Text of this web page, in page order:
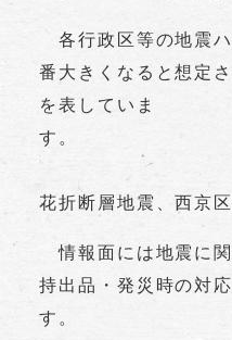
各行政区等の地震
番大きくなると想定
を表していま
※（例）左
花折断層地震、西京
情報面には地震に
持出品・発災時の対
す。